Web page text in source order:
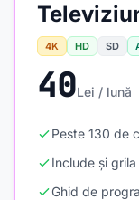
4K HD SD
40Lei / lună
Peste 130 de
Include și
Ghid de